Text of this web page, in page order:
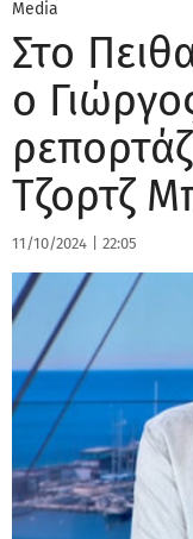
Media
Στο
ο
Τζορτζ
11/10/2024 22:05